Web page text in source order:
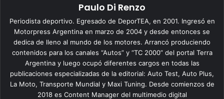
Paulo Di Renzo
Periodista deportivo. Egresado de DeporTEA, en 2001. Ingresó en
Motorpress Argentina en marzo de 2004 y desde entonces se
dedica de lleno al mundo de los motores. Arrancó produciendo
contenidos para los canales “Autos” y “TC 2000” del portal Terra
Argentina y luego ocupó diferentes cargos en todas las
publicaciones especializadas de la editorial: Auto Test, Auto Plus,
La Moto, Transporte Mundial y Maxi Tuning. Desde comienzos de
2018 es Content Manager del multimedio digital